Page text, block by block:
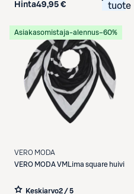
Hinta49,95 €
tuote
Asiakasomistaja-alennus−60%
VERO MODA
VERO MODAVMLima square huivi
Keskiarvo2 / 5